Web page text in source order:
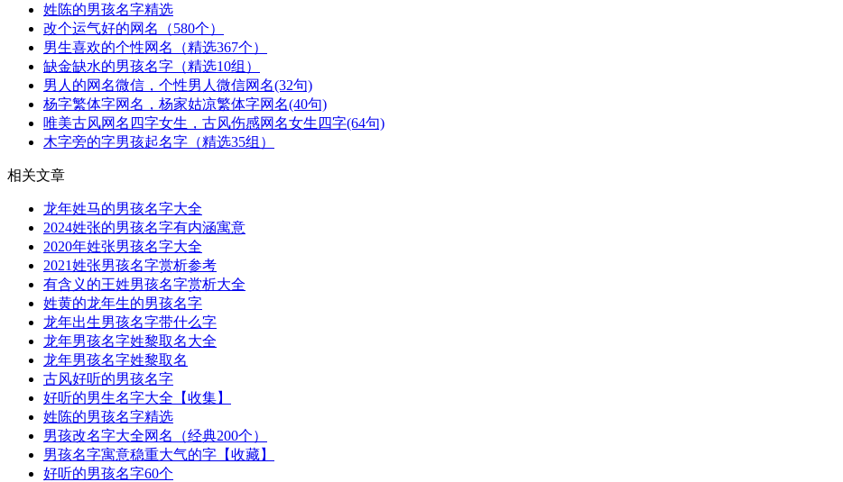
姓陈的男孩名字精选
改个运气好的网名（580个）
男生喜欢的个性网名（精选367个）
缺金缺水的男孩名字（精选10组）
男人的网名微信，个性男人微信网名(32句)
杨字繁体字网名，杨家姑凉繁体字网名(40句)
唯美古风网名四字女生，古风伤感网名女生四字(64句)
木字旁的字男孩起名字（精选35组）
相关文章
龙年姓马的男孩名字大全
2024姓张的男孩名字有内涵寓意
2020年姓张男孩名字大全
2021姓张男孩名字赏析参考
有含义的王姓男孩名字赏析大全
姓黄的龙年生的男孩名字
龙年出生男孩名字带什么字
龙年男孩名字姓黎取名大全
龙年男孩名字姓黎取名
古风好听的男孩名字
好听的男生名字大全【收集】
姓陈的男孩名字精选
男孩改名字大全网名（经典200个）
男孩名字寓意稳重大气的字【收藏】
好听的男孩名字60个